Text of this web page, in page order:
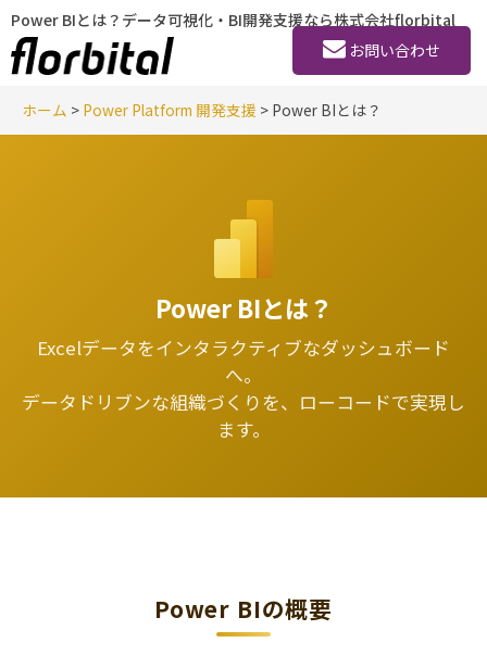
Power BIとは？データ可視化・BI開発支援なら株式会社florbital
お問い合わせ
ホーム > Power Platform 開発支援 > Power BIとは？
Power BIとは？
Excelデータをインタラクティブなダッシュボード
へ。
データドリブンな組織づくりを、ローコードで実現し
ます。
Power BIの概要